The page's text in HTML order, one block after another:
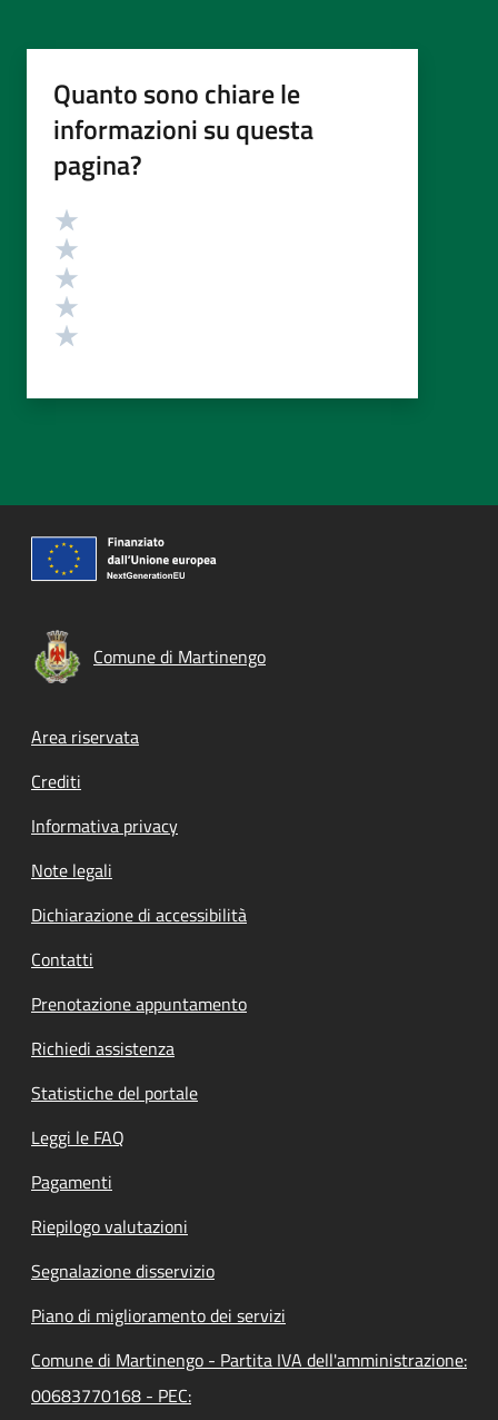
Quanto sono chiare le
informazioni su questa
pagina?
Valutazione
Comune di Martinengo
Footer menu
Area riservata
Crediti
Informativa privacy
Note legali
Dichiarazione di accessibilità
Contatti
Prenotazione appuntamento
Richiedi assistenza
Statistiche del portale
Leggi le FAQ
Pagamenti
Riepilogo valutazioni
Segnalazione disservizio
Piano di miglioramento dei servizi
Comune di Martinengo - Partita IVA dell'amministrazione:
00683770168 - PEC: